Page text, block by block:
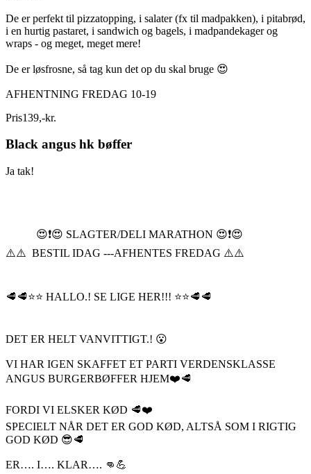
De er perfekt til pizzatopping, i salater (fx til madpakken), i pitabrød,
i en hurtig pastaret, i sandwich og bagels, i madpandekager og
wraps - og meget, meget mere!
De er løsfrosne, så tag kun det op du skal bruge 😍
AFHENTNING FREDAG 10-19
Pris139,-kr.
Black angus hk bøffer
Ja tak!
😍❗️😍 SLAGTER/DELI MARATHON 😍❗️😍
⚠️⚠️ BESTIL IDAG ---AFHENTES FREDAG ⚠️⚠️
🥩🥩⭐️⭐️ HALLO.! SE LIGE HER!!! ⭐️⭐️🥩🥩
DET ER HELT VANVITTIGT.! 😮
VI HAR IGEN SKAFFET ET PARTI VERDENSKLASSE
ANGUS BURGERBØFFER HJEM❤️🥩
FORDI VI ELSKER KØD 🥩❤️
SPECIELT NÅR DET ER GOD KØD, ALTSÅ SOM I RIGTIG
GOD KØD 😎🥩
ER…. I…. KLAR…. 👊💪